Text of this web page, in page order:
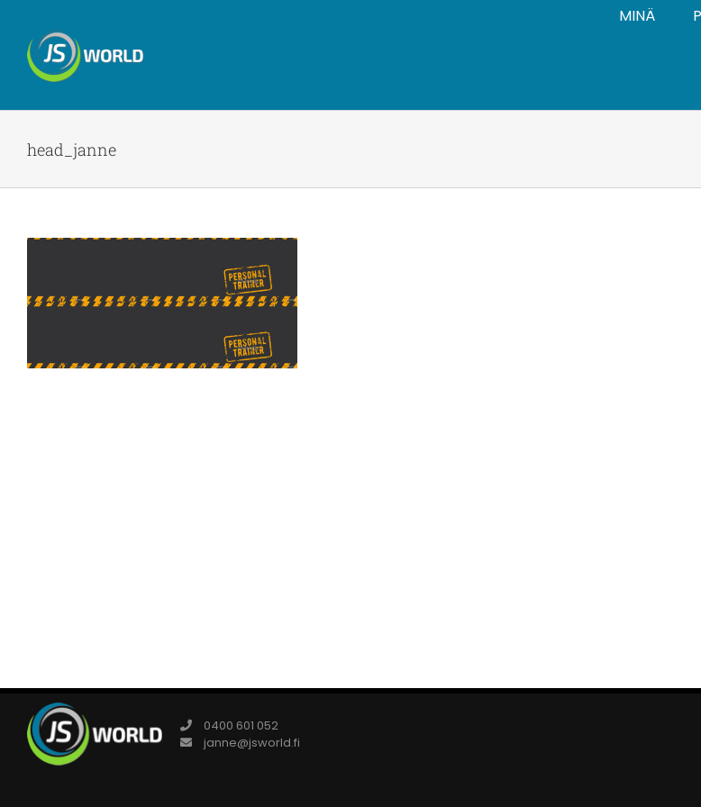
content
MINÄ
head_janne
0400 601 052
janne@jsworld.fi